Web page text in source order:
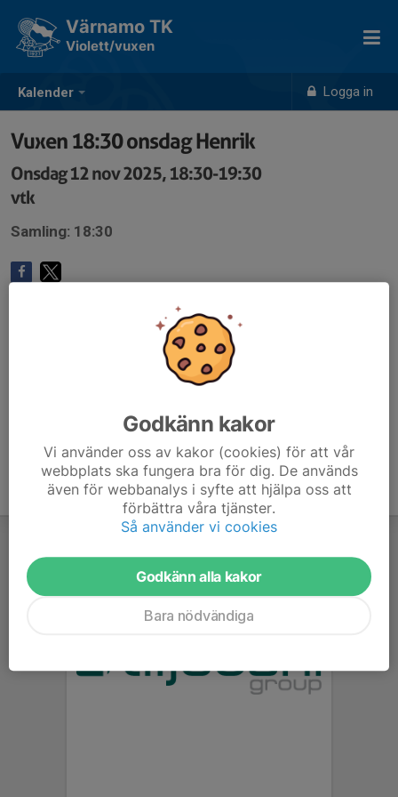
Kalender Logga in
Värnamo TK
Violett/vuxen
Vuxen 18:30 onsdag Henrik
Onsdag 12 nov 2025, 18:30-19:30
vtk
Samling: 18:30
Godkänn kakor
Vi använder oss av kakor (cookies) för att vår
webbplats ska fungera bra för dig. De används
även för webbanalys i syfte att hjälpa oss att
förbättra våra tjänster.
Så använder vi cookies
Godkänn alla kakor
Bara nödvändiga